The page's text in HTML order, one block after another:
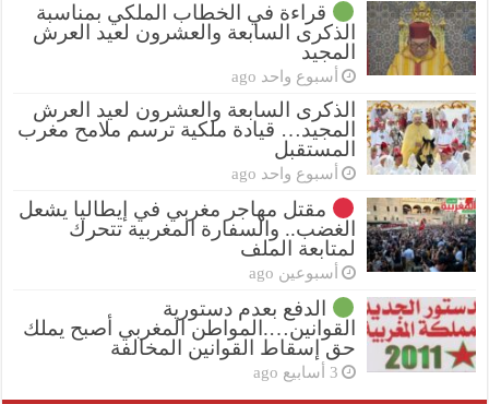
قراءة في الخطاب الملكي بمناسبة
الذكرى السابعة والعشرون لعيد العرش
المجيد
أسبوع واحد ago
الذكرى السابعة والعشرون لعيد العرش
المجيد… قيادة ملكية ترسم ملامح مغرب
المستقبل
أسبوع واحد ago
مقتل مهاجر مغربي في إيطاليا يشعل
الغضب.. والسفارة المغربية تتحرك
لمتابعة الملف
أسبوعين ago
الدفع بعدم دستورية
القوانين….المواطن المغربي أصبح يملك
حق إسقاط القوانين المخالفة
3 أسابيع ago